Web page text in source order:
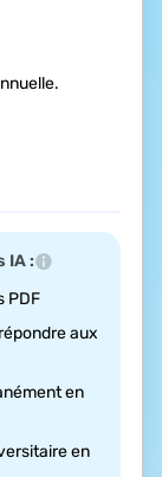
IA :
PDF
aux
en
en